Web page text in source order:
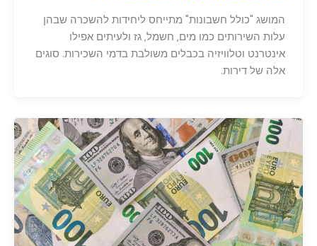
המושג "כולל חשבונות" מתייחס ליחידות להשכרה שבהן
עלות השירותים כמו מים, חשמל, גז ולעיתים אפילו
אינטרנט וטלוויזיה בכבלים משולבת בדמי השכירות. סוגים
אלה של דירות.